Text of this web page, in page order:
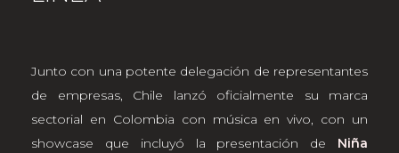
Junto con una potente delegación de representantes
de empresas, Chile lanzó oficialmente su marca
sectorial en Colombia con música en vivo, con un
showcase que incluyó la presentación de Niña